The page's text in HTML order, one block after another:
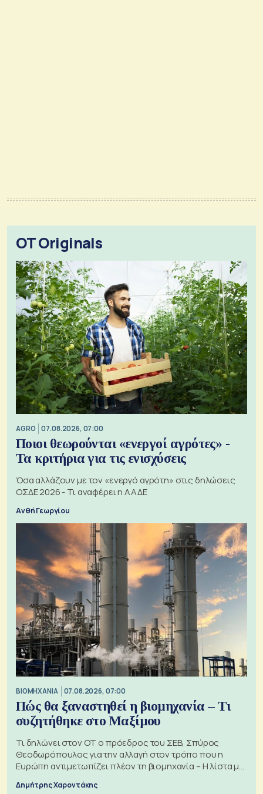
OT Originals
AGRO 07.08.2026, 07:00
Ποιοι θεωρούνται «ενεργοί αγρότες» -
Τα κριτήρια για τις ενισχύσεις
Όσα αλλάζουν με τον «ενεργό αγρότη» στις δηλώσεις
ΟΣΔΕ 2026 - Τι αναφέρει η ΑΑΔΕ
Ανθή Γεωργίου
ΒΙΟΜΗΧΑΝΙΑ 07.08.2026, 07:00
Πώς θα ξαναστηθεί η βιομηχανία – Τι
συζητήθηκε στο Μαξίμου
Τι δηλώνει στον ΟΤ ο πρόεδρος του ΣΕΒ, Σπύρος
Θεοδωρόπουλος για την αλλαγή στον τρόπο που η
Ευρώπη αντιμετωπίζει πλέον τη βιομηχανία – Η λίστα με
Δημήτρης Χαροντάκης